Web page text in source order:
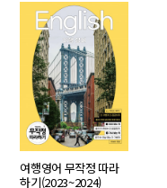
여행영어 무작정 따라
하기(2023~2024)